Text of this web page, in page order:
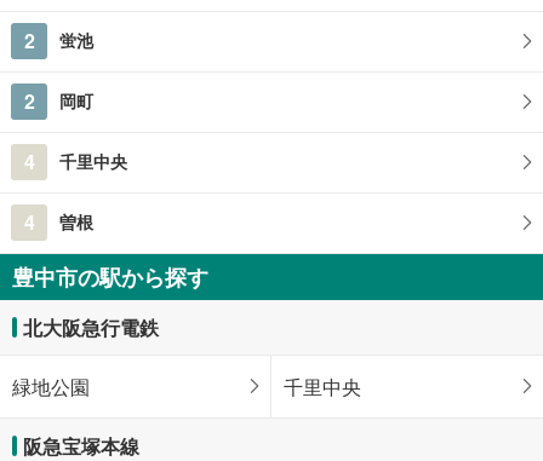
2 蛍池
2 岡町
4 千里中央
4 曽根
豊中市の駅から探す
北大阪急行電鉄
緑地公園 千里中央
阪急宝塚本線